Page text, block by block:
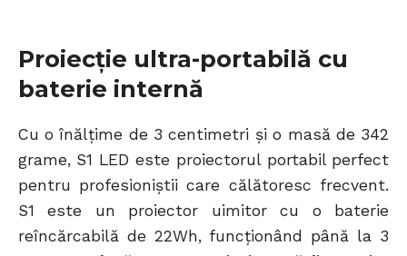
Proiecție ultra-portabilă cu
baterie internă
Cu o înălțime de 3 centimetri și o masă de 342
grame, S1 LED este proiectorul portabil perfect
pentru profesioniștii care călătoresc frecvent.
S1 este un proiector uimitor cu o baterie
reîncărcabilă de 22Wh, funcționând până la 3